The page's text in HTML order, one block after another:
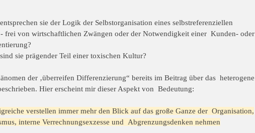
sie der Logik der Selbstorganisation eines selbstreferenziellen
- frei von wirtschaftlichen Zwängen oder der Notwendigkeit einer Kunden- oder
sie prägender Teil einer toxischen Kultur?
der ‚überreifen Differenzierung“ bereits im Beitrag über das heterogene
Hier erscheint mir dieser Aspekt von Bedeutung:
verstellen immer mehr den Blick auf das große Ganze der Organisation,
interne Verrechnungsexzesse und Abgrenzungsdenken nehmen